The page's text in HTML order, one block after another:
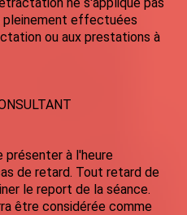
pleinement effectuées
ou aux prestations à
présenter à l'heure
de retard. Tout retard de
le report de la séance.
être considérée comme